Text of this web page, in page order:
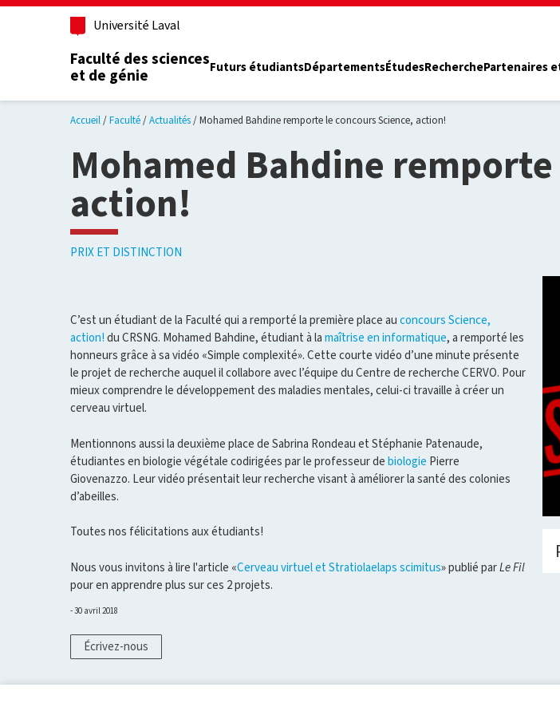
Aller au contenu principal
Université Laval
Faculté des sciences
et de génie
Futurs étudiantsDépartementsÉtudesRecherchePartenaires
Accueil Faculté Actualités Mohamed Bahdine remporte le concours Science, action!
Mohamed Bahdine
action!
PRIX ET DISTINCTION
C’est un étudiant de la Faculté qui a remporté la première place au concours Science,
action! du CRSNG. Mohamed Bahdine, étudiant à la maîtrise en informatique, a remporté les
honneurs grâce à sa vidéo «Simple complexité». Cette courte vidéo d’une minute présente
le projet de recherche auquel il collabore avec l’équipe du Centre de recherche CERVO. Pour
mieux comprendre le développement des maladies mentales, celui-ci travaille à créer un
cerveau virtuel.
Mentionnons aussi la deuxième place de Sabrina Rondeau et Stéphanie Patenaude,
étudiantes en biologie végétale codirigées par le professeur de biologie Pierre
Giovenazzo. Leur vidéo présentait leur recherche visant à améliorer la santé des colonies
d’abeilles.
Toutes nos félicitations aux étudiants!
Nous vous invitons à lire l'article «Cerveau virtuel et Stratiolaelaps scimitus» publié parLe Fil
pour en apprendre plus sur ces 2 projets.
30 avril 2018
Écrivez-nous